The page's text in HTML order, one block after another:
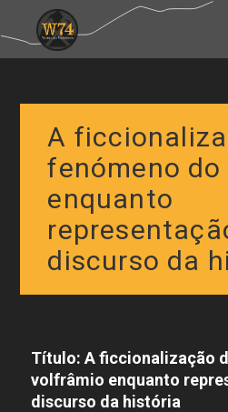
A
fenómeno
enquanto
discurso da
Título: A ficcionalização
volfrâmio enquanto
discurso da história